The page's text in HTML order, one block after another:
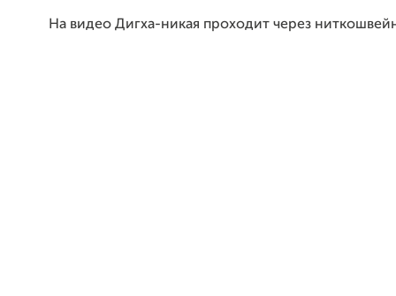
На видео Дигха-никая проходит через